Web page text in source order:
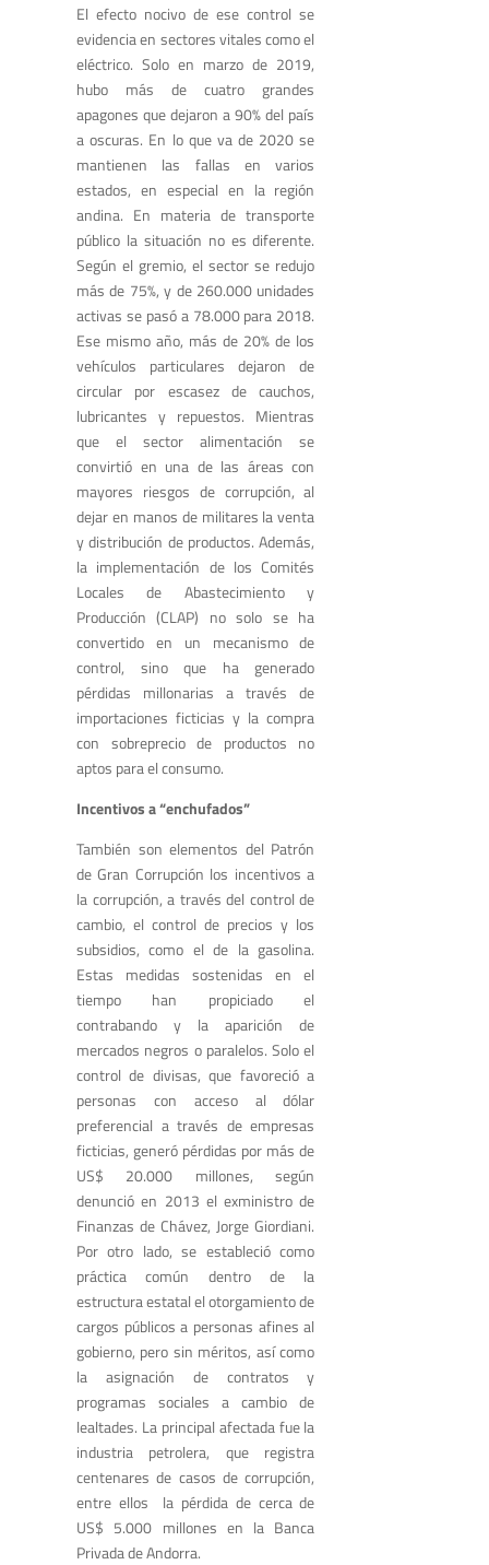
El efecto nocivo de ese control se
evidencia en sectores vitales como el
eléctrico. Solo en marzo de 2019,
hubo más de cuatro grandes
apagones que dejaron a 90% del país
a oscuras. En lo que va de 2020 se
mantienen las fallas en varios
estados, en especial en la región
andina. En materia de transporte
público la situación no es diferente.
Según el gremio, el sector se redujo
más de 75%, y de 260.000 unidades
activas se pasó a 78.000 para 2018.
Ese mismo año, más de 20% de los
vehículos particulares dejaron de
circular por escasez de cauchos,
lubricantes y repuestos. Mientras
que el sector alimentación se
convirtió en una de las áreas con
mayores riesgos de corrupción, al
dejar en manos de militares la venta
y distribución de productos. Además,
la implementación de los Comités
Locales de Abastecimiento y
Producción (CLAP) no solo se ha
convertido en un mecanismo de
control, sino que ha generado
pérdidas millonarias a través de
importaciones ficticias y la compra
con sobreprecio de productos no
aptos para el consumo.
Incentivos a “enchufados”
También son elementos del Patrón
de Gran Corrupción los incentivos a
la corrupción, a través del control de
cambio, el control de precios y los
subsidios, como el de la gasolina.
Estas medidas sostenidas en el
tiempo han propiciado el
contrabando y la aparición de
mercados negros o paralelos. Solo el
control de divisas, que favoreció a
personas con acceso al dólar
preferencial a través de empresas
ficticias, generó pérdidas por más de
US$ 20.000 millones, según
denunció en 2013 el exministro de
Finanzas de Chávez, Jorge Giordiani.
Por otro lado, se estableció como
práctica común dentro de la
estructura estatal el otorgamiento de
cargos públicos a personas afines al
gobierno, pero sin méritos, así como
la asignación de contratos y
programas sociales a cambio de
lealtades. La principal afectada fue la
industria petrolera, que registra
centenares de casos de corrupción,
entre ellos la pérdida de cerca de
US$ 5.000 millones en la Banca
Privada de Andorra.